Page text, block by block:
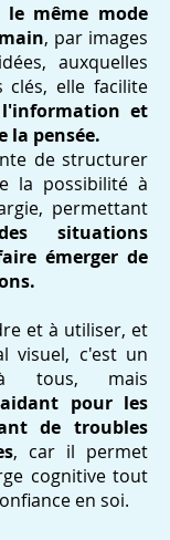
même mode
, par images
auxquelles
elle facilite
et
la pensée.
de structurer
la possibilité à
permettant
situations
émerger de
et à utiliser, et
visuel, c'est un
tous, mais
pour les
de troubles
, car il permet
cognitive tout
en soi.